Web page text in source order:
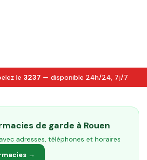
le 3237 — disponible 24h/24, 7j/7
de garde à Rouen
adresses, téléphones et horaires
→